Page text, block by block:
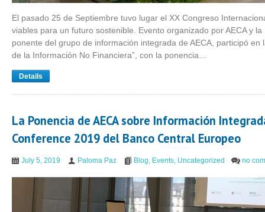
El pasado 25 de Septiembre tuvo lugar el XX Congreso
viables para un futuro sostenible. Evento organizado por AECA y
ponente del grupo de información integrada de AECA, participó en
de la Información No Financiera”, con la ponencia…
Details
La Ponencia de AECA sobre Información
Conference 2019 del Banco Central Europeo
July 5, 2019 Paloma Paz Blog, Events, Uncategorized no